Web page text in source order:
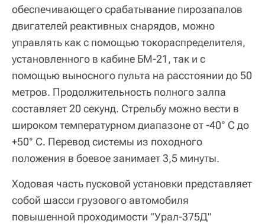
обеспечивающего срабатывание пирозапалов
двигателей реактивных снарядов, можно
управлять как с помощью токораспределителя,
установленного в кабине БМ‑21, так и с
помощью выносного пульта на расстоянии до 50
метров. Продолжительность полного залпа
составляет 20 секунд. Стрельбу можно вести в
широком температурном диапазоне от -40° С до
+50° С. Перевод системы из походного
положения в боевое занимает 3,5 минуты.
Ходовая часть пусковой установки представляет
собой шасси грузового автомобиля
повышенной проходимости "Урал-375Д"